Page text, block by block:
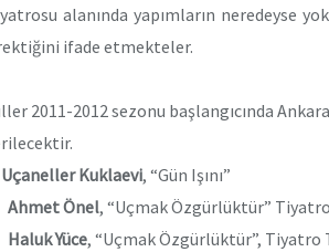
alanında yapımların neredeyse
ifade etmekteler.
2011-2012 sezonu başlangıcında
Uçaneller Kuklaevi, “Gün Işını”
Ahmet Önel, “Uçmak Özgürlüktür”
Haluk Yüce, “Uçmak Özgürlüktür”, Tiyatro